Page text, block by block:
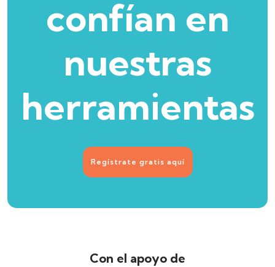
confían en
nuestras
herramientas
Regístrate gratis aquí
Con el apoyo de